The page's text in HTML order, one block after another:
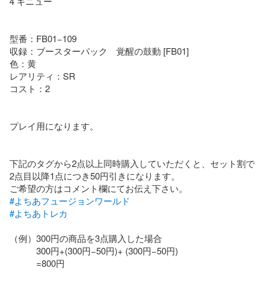
型番：FB01−109
収録：ブースターパック　覚醒の鼓動 [FB01]
色：黄
レアリティ：SR
コスト：2
プレイ用になります。
下記のタグから2点以上同時購入していただくと、セット割で
2点目以降1点につき50円引きになります。
#よちあフュージョンワールド
#よちあトレカ
（例）300円の商品を3点購入した場合
300円+(300円−50円)+ (300円−50円)
=800円